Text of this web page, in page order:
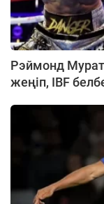
Рэймонд
жеңіп, IBF